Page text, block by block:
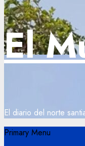
El
El diario del norte
Primary Menu